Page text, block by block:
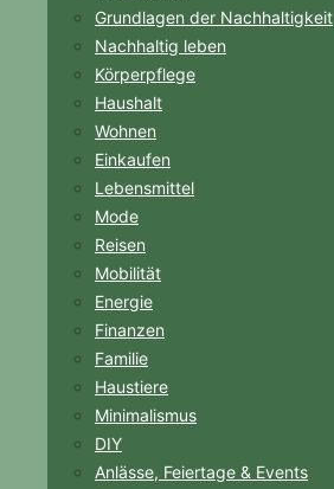
Grundlagen der Nachhaltigkeit
Nachhaltig leben
Körperpflege
Haushalt
Wohnen
Einkaufen
Lebensmittel
Mode
Reisen
Mobilität
Energie
Finanzen
Familie
Haustiere
Minimalismus
DIY
Anlässe, Feiertage & Events